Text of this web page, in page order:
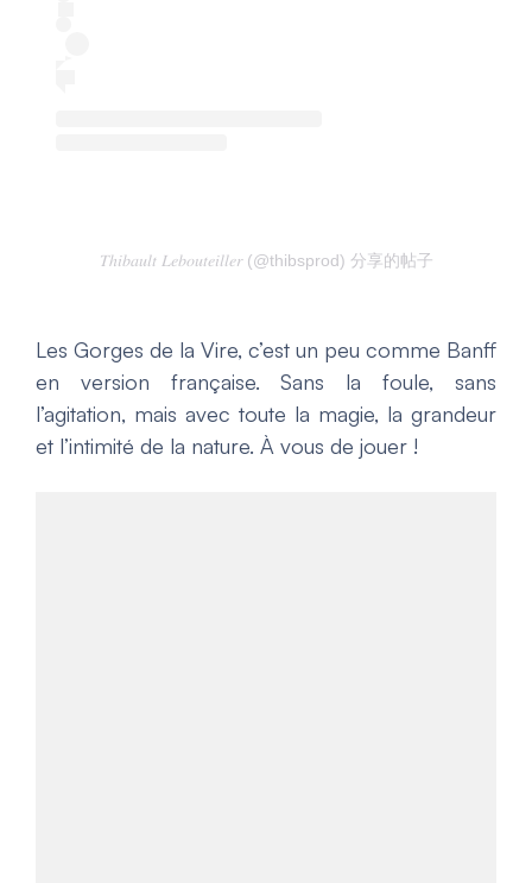
𝑇ℎ𝑖𝑏𝑎𝑢𝑙𝑡 𝐿𝑒𝑏𝑜𝑢𝑡𝑒𝑖𝑙𝑙𝑒𝑟 (@thibsprod) 分享的帖子
Les Gorges de la Vire, c’est un peu comme Banff
en version française. Sans la foule, sans
l’agitation, mais avec toute la magie, la grandeur
et l’intimité de la nature. À vous de jouer !